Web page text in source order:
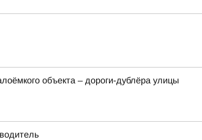
объекта – дороги-дублёра улицы